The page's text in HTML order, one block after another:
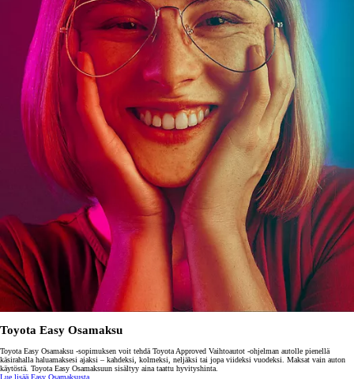
Toyota Easy Osamaksu
Toyota Easy Osamaksu -sopimuksen voit tehdä Toyota Approved Vaihtoautot -ohjelman autolle pienellä
käsirahalla haluamaksesi ajaksi – kahdeksi, kolmeksi, neljäksi tai jopa viideksi vuodeksi. Maksat vain auton
käytöstä. Toyota Easy Osamaksuun sisältyy aina taattu hyvityshinta.
Lue lisää Easy Osamaksusta